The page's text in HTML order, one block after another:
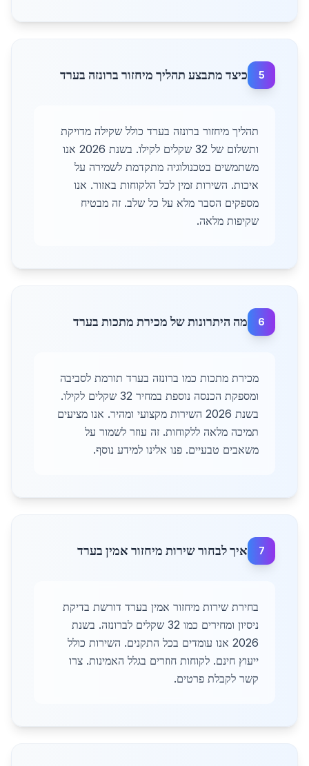
5 כיצד מתבצע תהליך מיחזור ברונזה בערד
תהליך מיחזור ברונזה בערד כולל שקילה מדויקת
ותשלום של 32 שקלים לקילו. בשנת 2026 אנו
משתמשים בטכנולוגיה מתקדמת לשמירה על
איכות. השירות זמין לכל הלקוחות באזור. אנו
מספקים הסבר מלא על כל שלב. זה מבטיח
שקיפות מלאה.
6 מה היתרונות של מכירת מתכות בערד
מכירת מתכות כמו ברונזה בערד תורמת לסביבה
ומספקת הכנסה נוספת במחיר 32 שקלים לקילו.
בשנת 2026 השירות מקצועי ומהיר. אנו מציעים
תמיכה מלאה ללקוחות. זה עוזר לשמור על
משאבים טבעיים. פנו אלינו למידע נוסף.
7 איך לבחור שירות מיחזור אמין בערד
בחירת שירות מיחזור אמין בערד דורשת בדיקת
ניסיון ומחירים כמו 32 שקלים לברונזה. בשנת
2026 אנו עומדים בכל התקנים. השירות כולל
ייעוץ חינם. לקוחות חוזרים בגלל האמינות. צרו
קשר לקבלת פרטים.